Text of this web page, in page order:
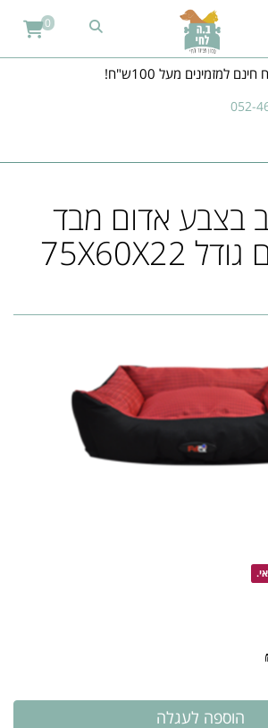
למזמינים מעל 100ש"ח!
052-
0
בצבע אדום מבד
הדוחה מים גודל 75X60X22